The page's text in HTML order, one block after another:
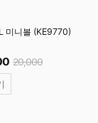
미니볼 (KE9770)
20,000